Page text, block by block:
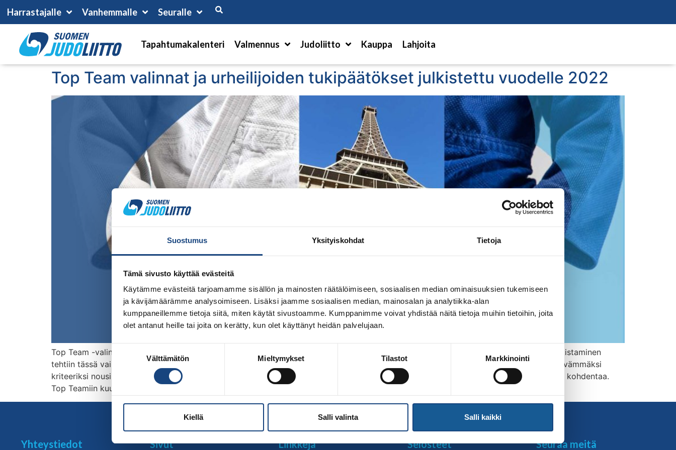
Suostumus Yksityiskohdat Tietoja
Tämä sivusto käyttää evästeitä
Käytämme evästeitä tarjoamamme sisällön ja mainosten räätälöimiseen, sosiaalisen median ominaisuuksien tukemiseen
ja kävijämäärämme analysoimiseen. Lisäksi jaamme sosiaalisen median, mainosalan ja analytiikka-alan
kumppaneillemme tietoja siitä, miten käytät sivustoamme. Kumppanimme voivat yhdistää näitä tietoja muihin tietoihin, joita
olet antanut heille tai joita on kerätty, kun olet käyttänyt heidän palvelujaan.
Suostumuksen
Välttämätön Mieltymykset Tilastot Markkinointi
Kiellä Salli valinta Salli kaikki
Harrastajalle Vanhemmalle Seuralle
Tapahtumakalenteri Valmennus Judoliitto Kauppa Lahjoita
Top Team valinnat ja urheilijoiden tukipäätökset julkistettu vuodelle 2022
Top Team -valinnat sekä päätökset urheilijoiden taloudellisen tuen osalta julkistettiin Team tilaisuudessa 14.12 klo 20:00. Päätösten julkistaminen
tehtiin tässä vaiheessa, heti niiden valmistuttua, jotta urheilijat ehtivät huomioida ne tulevan vuoden suunnitelmissaan. Entistä merkitsevämmäksi
kriteeriksi nousi sitoutuminen yhteiseen suunnitelmaan ja valmennuslinjaan, johon Olympiakomitea nimenomaan halusi tehostamistukea kohdentaa.
Top Teamiin kuuluu vuonna 2022 seuraavat urheilijat: Martti Puumalainen […]
Yhteystiedot Sivut Linkkejä Selosteet Seuraa meitä